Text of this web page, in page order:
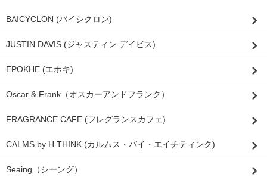
BAICYCLON (バイシクロン)
JUSTIN DAVIS (ジャスティン デイビス)
EPOKHE (エポキ)
Oscar & Frank（オスカーアンドフランク）
FRAGRANCE CAFE (フレグランスカフェ)
CALMS by H THINK (カルムス・バイ・エイチティンク)
Seaing（シーング）